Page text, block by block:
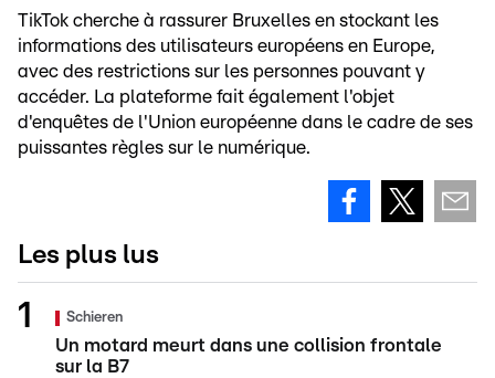
TikTok cherche à rassurer Bruxelles en stockant les
informations des utilisateurs européens en Europe,
avec des restrictions sur les personnes pouvant y
accéder. La plateforme fait également l'objet
d'enquêtes de l'Union européenne dans le cadre de ses
puissantes règles sur le numérique.
Les plus lus
Schieren
Un motard meurt dans une collision frontale
sur la B7